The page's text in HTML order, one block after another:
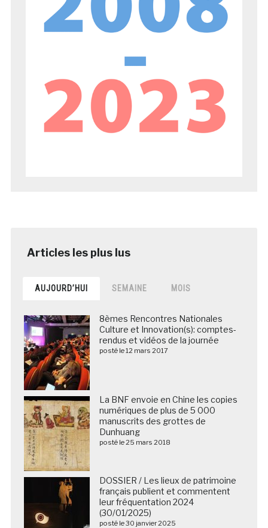
AUJOURD’HUI SEMAINE MOIS
8èmes Rencontres Nationales
Culture et Innovation(s): comptes-
rendus et vidéos de la journée
posté le 12 mars 2017
La BNF envoie en Chine les copies
numériques de plus de 5 000
manuscrits des grottes de
Dunhuang
posté le 25 mars 2018
DOSSIER / Les lieux de patrimoine
français publient et commentent
leur fréquentation 2024
(30/01/2025)
posté le 30 janvier 2025